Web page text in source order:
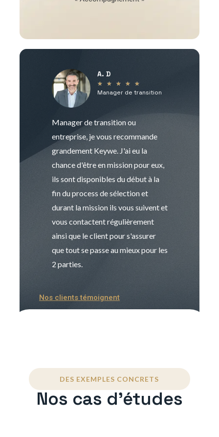
A. D
★ ★ ★ ★ ★
Manager de transition
Manager de transition ou
entreprise, je vous recommande
grandement Keywe. J'ai eu la
chance d'être en mission pour eux,
ils sont disponibles du début à la
fin du process de sélection et
durant la mission ils vous suivent et
vous contactent régulièrement
ainsi que le client pour s'assurer
que tout se passe au mieux pour les
2 parties.
Nos clients témoignent
DES EXEMPLES CONCRETS
Nos cas d'études